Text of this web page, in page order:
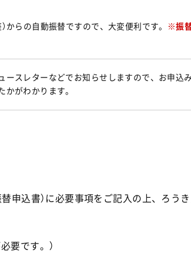
からの自動振替ですので、大変便利です。
※振
スレターなどでお知らせしますので、お申込み
がわかります。
申込書）に必要事項をご記入の上、ろう
要です。）